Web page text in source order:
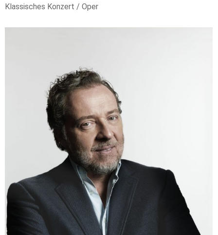
Klassisches Konzert / Oper